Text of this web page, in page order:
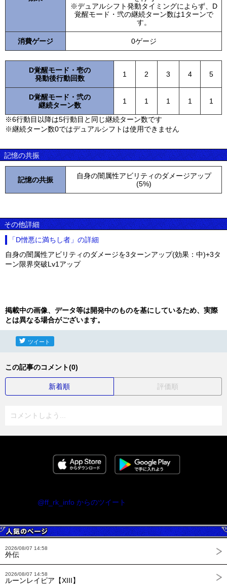
※デュアルシフト発動タイミングによらず、D
覚醒モード・弐の継続ターン数は1ターンで
す。
消費ゲージ 0ゲージ
D覚醒モード・壱の
発動後行動回数
1 2 3 4 5
D覚醒モード・弐の
継続ターン数
1 1 1 1 1
※6行動目以降は5行動目と同じ継続ターン数です
※継続ターン数0ではデュアルシフトは使用できません
記憶の共振
記憶の共振
自身の闇属性アビリティのダメージアップ
(5%)
その他詳細
「D憎悪に満ちし者」の詳細
自身の闇属性アビリティのダメージを3ターンアップ(効果：中)+3タ
ーン限界突破Lv1アップ
掲載中の画像、データ等は開発中のものを基にしているため、実際
とは異なる場合がございます。
ツイート
この記事のコメント(0)
新着順 評価順
コメントしよう...
@ff_rk_info からのツイート
2026/08/07 14:58
外伝
2026/08/07 14:58
ルーンレイピア【XIII】